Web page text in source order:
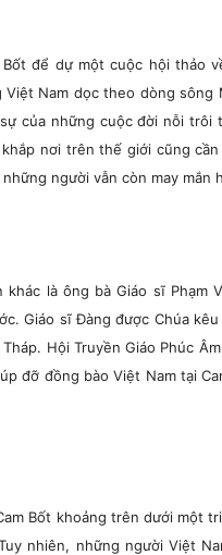
để dự một cuộc hội thảo
Nam dọc theo dòng sông
của những cuộc đời nỗi
nơi trên thế giới cũng
người vẫn còn may mắn
là ông bà Giáo sĩ Phạm
Giáo sĩ Đàng được Chúa
Hội Truyền Giáo Phúc
đỡ đồng bào Việt Nam tại
Bốt khoảng trên dưới một
nhiên, những người Việt